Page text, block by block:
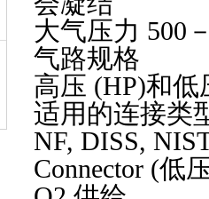
大气压力 500
气路规格
高压 (HP)和
适用的连接
NF, DISS,
Connector (低